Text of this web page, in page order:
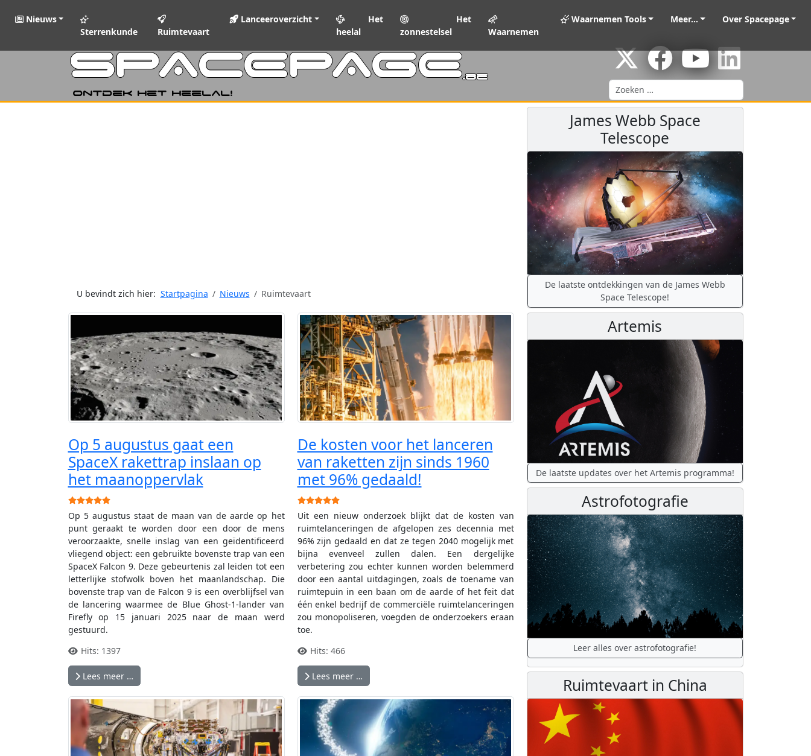
Nieuws
Sterrenkunde
Ruimtevaart
Lanceeroverzicht
Het
heelal
Het
zonnestelsel
Waarnemen
Waarnemen Tools Meer... Over Spacepage
SPACEPAGE.be
Ontdek het heelal!
Zoeken
U bevindt zich hier: Startpagina Nieuws Ruimtevaart
Op 5 augustus gaat een
SpaceX rakettrap inslaan op
het maanoppervlak
Gebruikerswaardering:
Op 5 augustus staat de maan van de aarde op het
punt geraakt te worden door een door de mens
veroorzaakte, snelle inslag van een geïdentificeerd
vliegend object: een gebruikte bovenste trap van een
SpaceX Falcon 9. Deze gebeurtenis zal leiden tot een
letterlijke stofwolk boven het maanlandschap. Die
bovenste trap van de Falcon 9 is een overblijfsel van
de lancering waarmee de Blue Ghost-1-lander van
Firefly op 15 januari 2025 naar de maan werd
gestuurd.
Hits: 1397
Lees meer …
De kosten voor het lanceren
van raketten zijn sinds 1960
met 96% gedaald!
Gebruikerswaardering:
Uit een nieuw onderzoek blijkt dat de kosten van
ruimtelanceringen de afgelopen zes decennia met
96% zijn gedaald en dat ze tegen 2040 mogelijk met
bijna evenveel zullen dalen. Een dergelijke
verbetering zou echter kunnen worden belemmerd
door een aantal uitdagingen, zoals de toename van
ruimtepuin in een baan om de aarde of het feit dat
één enkel bedrijf de commerciële ruimtelanceringen
zou monopoliseren, voegden de onderzoekers eraan
toe.
Hits: 466
Lees meer …
James Webb Space
Telescope
De laatste ontdekkingen van de James Webb
Space Telescope!
Artemis
De laatste updates over het Artemis programma!
Astrofotografie
Leer alles over astrofotografie!
Ruimtevaart in China